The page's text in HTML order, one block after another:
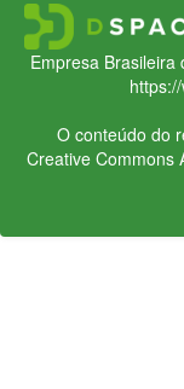
Empresa Brasileira
O conteúdo do
Creative Commons